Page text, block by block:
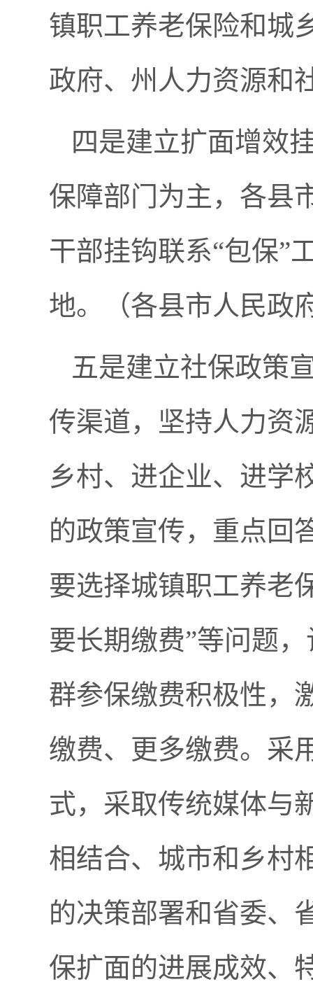
镇职工养老保险和城
政府、州人力资源和
四是建立扩面增效
保障部门为主，各县
干部挂钩联系“包保”
地。（各县市人民政
五是建立社保政策
传渠道，坚持人力资
乡村、进企业、进学
的政策宣传，重点回
要选择城镇职工养老
要长期缴费”等问题
群参保缴费积极性，
缴费、更多缴费。采
式，采取传统媒体与
相结合、城市和乡村
的决策部署和省委、
保扩面的进展成效、